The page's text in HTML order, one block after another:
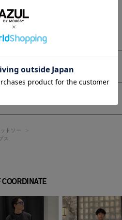
クを重ね、襟元や袖口から見せる
め。
もごわつきにくいのがポイントで
めるシャープな印象に、BRNは暖
着こなしとも好相性です。
3101 テックジャガードアクシ
トアップで着用いただけます。
っと見る
トソー
ス
COORDINATE